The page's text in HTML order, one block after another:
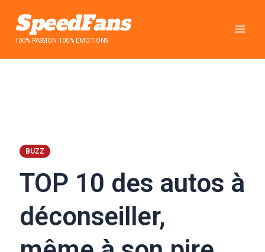
contenu100% PASSION 100% EMOTIONS
BUZZ
TOP 10 des autos à
déconseiller,